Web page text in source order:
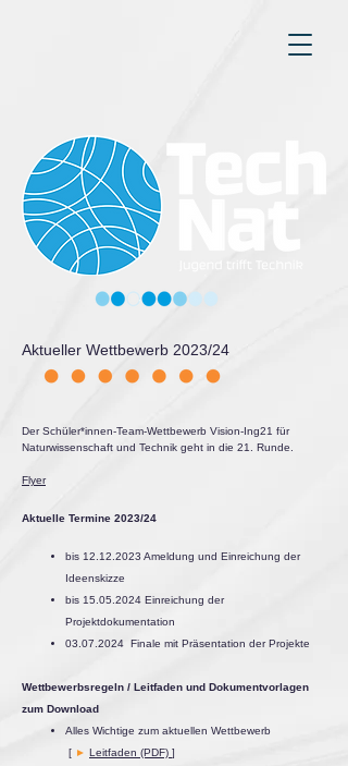
Aktueller Wettbewerb 2023/24
Der Schüler*innen-Team-Wettbewerb Vision-Ing21 für
Naturwissenschaft und Technik geht in die 21. Runde.
Flyer
Aktuelle Termine 2023/24
bis 12.12.2023 Ameldung und Einreichung der
Ideenskizze
bis 15.05.2024 Einreichung der
Projektdokumentation
03.07.2024 Finale mit Präsentation der Projekte
Wettbewerbsregeln / Leitfaden und Dokumentvorlagen
zum Download
Alles Wichtige zum aktuellen Wettbewerb
[ ► Leitfaden (PDF) ]